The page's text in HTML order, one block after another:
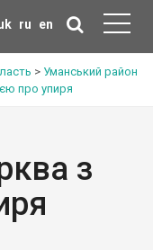
ru en
> Уманський район
про упиря
з